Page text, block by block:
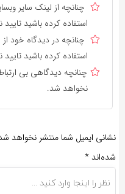
چنانچه از لینک سایر
استفاده کرده باشید
چنانچه در دیدگاه خود
استفاده کرده باشید
چنانچه دیدگاهی بی
نخواهد شد.
نشانی ایمیل شما منتشر نخواهد
شده‌اند *